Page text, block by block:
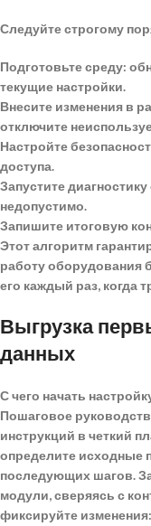
Следуйте строгому
Подготовьте среду:
текущие настройки.
Внесите изменения в
отключите
Настройте
доступа.
Запустите
недопустимо.
Запишите итоговую
Этот алгоритм
работу оборудования
его каждый раз, когда
Выгрузка
данных
С чего начать
Пошаговое
инструкций в четкий
определите исходные
последующих шагов.
модули, сверяясь с
фиксируйте